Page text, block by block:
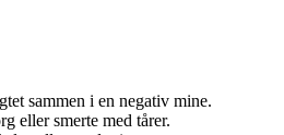
sammen i en negativ mine.
eller smerte med tårer.